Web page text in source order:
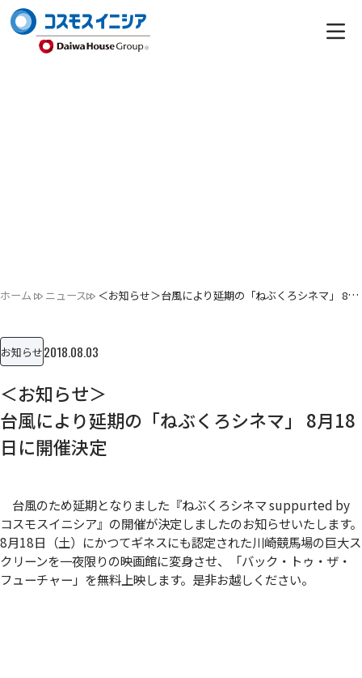
ホーム ニュース ＜お知らせ＞台風により延期の「ねぶくろシネマ」 8月18日に開…
お知らせ2018.08.03
＜お知らせ＞
台風により延期の「ねぶくろシネマ」 8月18
日に開催決定
台風のため延期となりました『ねぶくろシネマ suppurted by
コスモスイニシア』の開催が決定しましたのお知らせいたします。
8月18日（土）にかつてギネスにも認定された川崎競馬場の巨大ス
クリーンを一夜限りの映画館に変身させ、「バック・トゥ・ザ・
フューチャー」を無料上映します。是非お越しください。